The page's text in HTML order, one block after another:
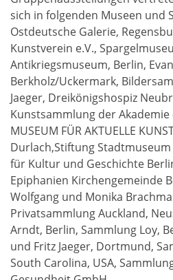
sich in folgenden Museen und
Ostdeutsche Galerie,
Kunstverein e.V.,
Antikriegsmuseum, Berlin,
Berkholz/Uckermark,
Jaeger, Dreikönigshospiz
Kunstsammlung der
MUSEUM FÜR AKTUELLE
Durlach,Stiftung
für Kultur und Geschichte
Epiphanien Kirchengemeinde
Wolfgang und Monika
Privatsammlung Auckland,
Arndt, Berlin, Sammlung Loy,
und Fritz Jaeger, Dortmund,
South Carolina, USA,